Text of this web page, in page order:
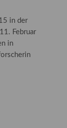
in der
Februar
in